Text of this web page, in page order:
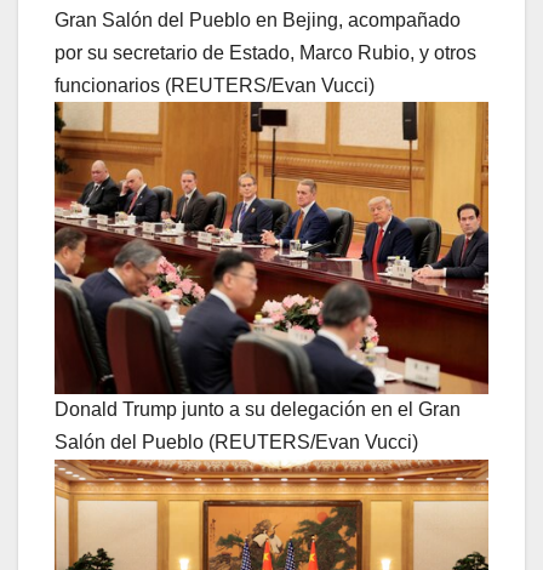
Gran Salón del Pueblo en Bejing, acompañado
por su secretario de Estado, Marco Rubio, y otros
funcionarios (REUTERS/Evan Vucci)
Donald Trump junto a su delegación en el Gran
Salón del Pueblo (REUTERS/Evan Vucci)